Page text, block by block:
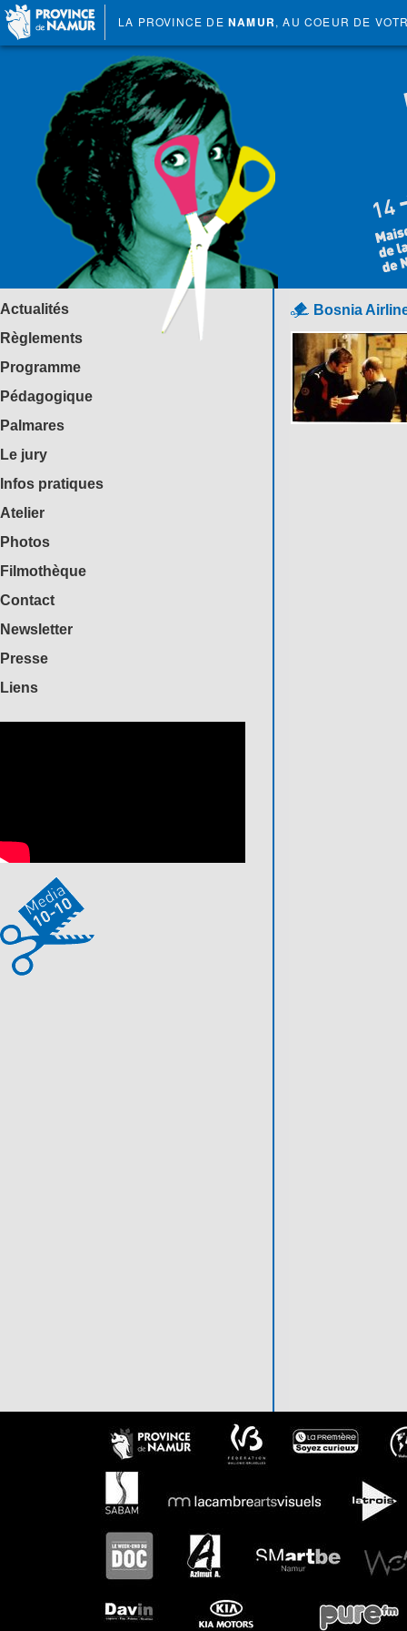
LA PROVINCE DE NAMUR, AU COEUR DE
Actualités
Règlements
Programme
Pédagogique
Palmares
Le jury
Infos pratiques
Atelier
Photos
Filmothèque
Contact
Newsletter
Presse
Liens
Bosnia